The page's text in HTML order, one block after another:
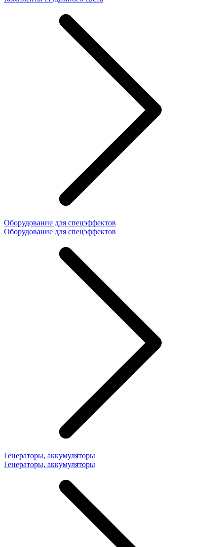
Оборудование для спецэффектов
Оборудование для спецэффектов
Генераторы, аккумуляторы
Генераторы, аккумуляторы